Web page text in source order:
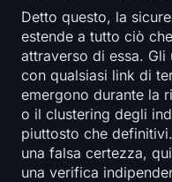
Detto questo, la
estende a tutto ciò
attraverso di essa.
con qualsiasi link di
emergono durante la
o il clustering degli
piuttosto che
una falsa certezza,
una verifica